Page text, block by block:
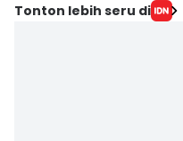
Tonton lebih seru di